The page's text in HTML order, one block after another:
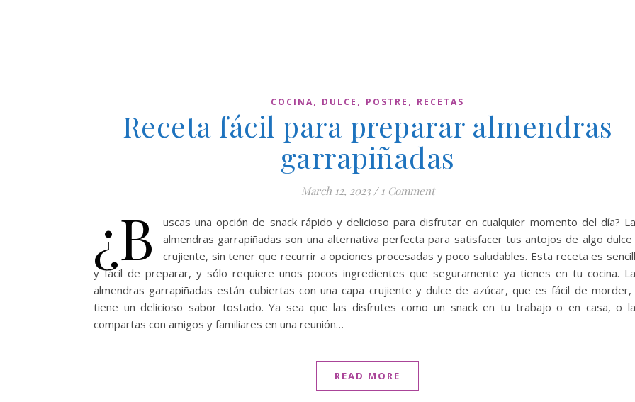
COCINA, DULCE , POSTRE , RECETAS
Receta fácil para preparar almendras
garrapiñadas
March 12, 2023 / 1 Comment
¿B
uscas una opción de snack rápido y delicioso para disfrutar en cualquier momento del día?
almendras garrapiñadas son una alternativa perfecta para satisfacer tus antojos de algo dulce
crujiente, sin tener que recurrir a opciones procesadas y poco saludables. Esta receta es
y fácil de preparar, y sólo requiere unos pocos ingredientes que seguramente ya tienes en tu cocina.
almendras garrapiñadas están cubiertas con una capa crujiente y dulce de azúcar, que es fácil de morder,
tiene un delicioso sabor tostado. Ya sea que las disfrutes como un snack en tu trabajo o en casa, o
compartas con amigos y familiares en una reunión…
READ MORE